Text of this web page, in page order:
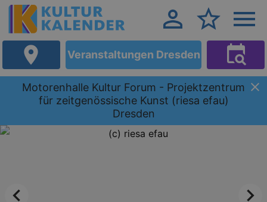
Veranstaltungen Dresden
Motorenhalle Kultur Forum - Projektzentrum
für zeitgenössische Kunst (riesa efau)
Dresden